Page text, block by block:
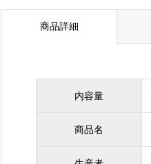
商品詳細
内容量
商品名